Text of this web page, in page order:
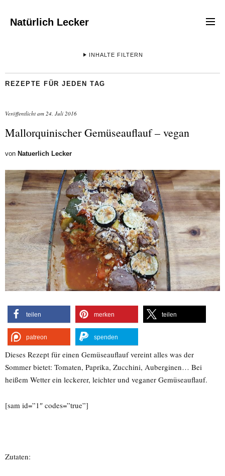
Natürlich Lecker
INHALTE FILTERN
REZEPTE FÜR JEDEN TAG
Veröffentlicht am 24. Juli 2016
Mallorquinischer Gemüseauflauf – vegan
von Natuerlich Lecker
teilen merken teilen
patreon spenden
Dieses Rezept für einen Gemüseauflauf vereint alles was der
Sommer bietet: Tomaten, Paprika, Zucchini, Auberginen… Bei
heißem Wetter ein leckerer, leichter und veganer Gemüseauflauf.
[sam id=”1″ codes=”true”]
Zutaten: